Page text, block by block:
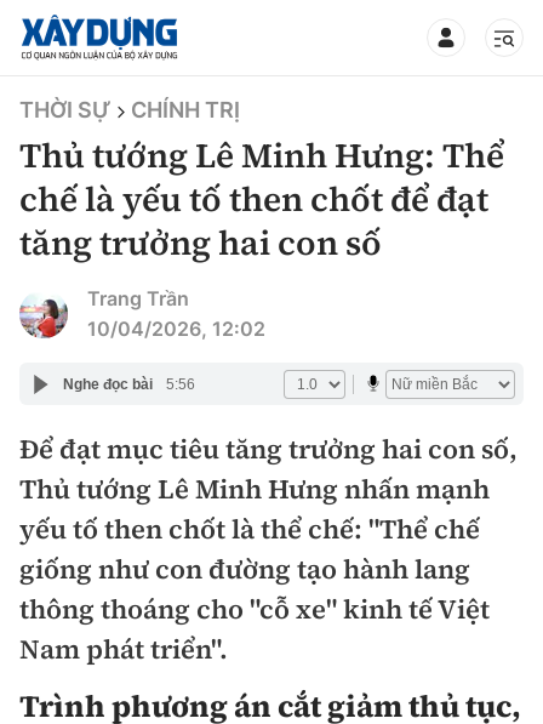
TIN BỘ XÂY DỰNG
CHUYÊN MỤC
Mới nhất
Thời sự
Chính trị
Xã hội
Chuyện dọc đường
Cải chính
Xây dựng
Chỉ đạo điều hành
Quy hoạch kiến trúc
Vật liệu xây dựng
Giám định chất lượng
Giao thông
Quản lý
Đường bộ
Hàng không
Kinh tế
Thị trường
Tài chính
Pháp luật
THỜI SỰ CHÍNH TRỊ
Thủ tướng Lê Minh Hưng: Thể
chế là yếu tố then chốt để đạt
tăng trưởng hai con số
Trang Trần
10/04/2026, 12:02
Nghe đọc bài 5:56
Để đạt mục tiêu tăng trưởng hai con số,
Thủ tướng Lê Minh Hưng nhấn mạnh
yếu tố then chốt là thể chế: "Thể chế
giống như con đường tạo hành lang
thông thoáng cho "cỗ xe" kinh tế Việt
Nam phát triển".
Trình phương án cắt giảm thủ tục,